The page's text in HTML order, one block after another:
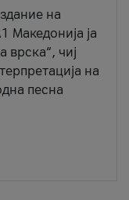
на
Македонија ја
врска“, чиј
на
песна